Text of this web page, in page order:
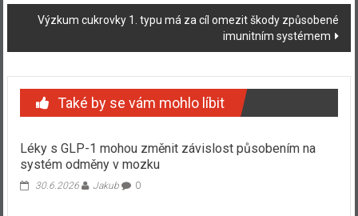
Výzkum cukrovky 1. typu má za cíl omezit škody způsobené
imunitním systémem
Také by se vám mohlo líbit
Léky s GLP-1 mohou změnit závislost působením na
systém odměny v mozku
30.6.2026 Jakub 0